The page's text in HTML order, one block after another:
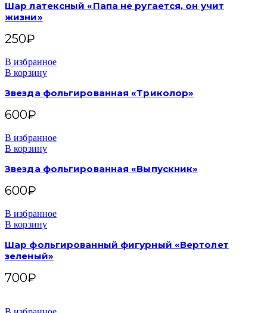
Шар латексный «Папа не ругается, он учит
жизни»
250₽
В избранное
В корзину
Звезда фольгированная «Триколор»
600₽
В избранное
В корзину
Звезда фольгированная «Выпускник»
600₽
В избранное
В корзину
Шар фольгированный фигурный «Вертолет
зеленый»
700₽